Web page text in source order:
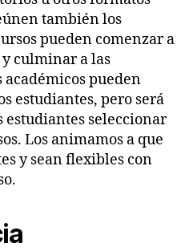
también los
pueden comenzar a
culminar a las
académicos pueden
estudiantes, pero será
seleccionar
Los animamos a que
y sean flexibles con